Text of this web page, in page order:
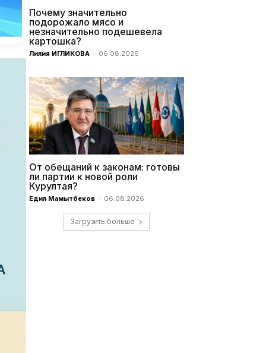
Почему значительно
подорожало мясо и
незначительно подешевела
картошка?
Лилия ИГЛИКОВА - 06.08.2026
От обещаний к законам: готовы
ли партии к новой роли
Курултая?
Едил Мамытбеков - 06.08.2026
Загрузить больше